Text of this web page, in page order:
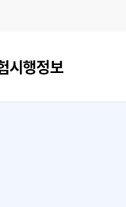
시행정보